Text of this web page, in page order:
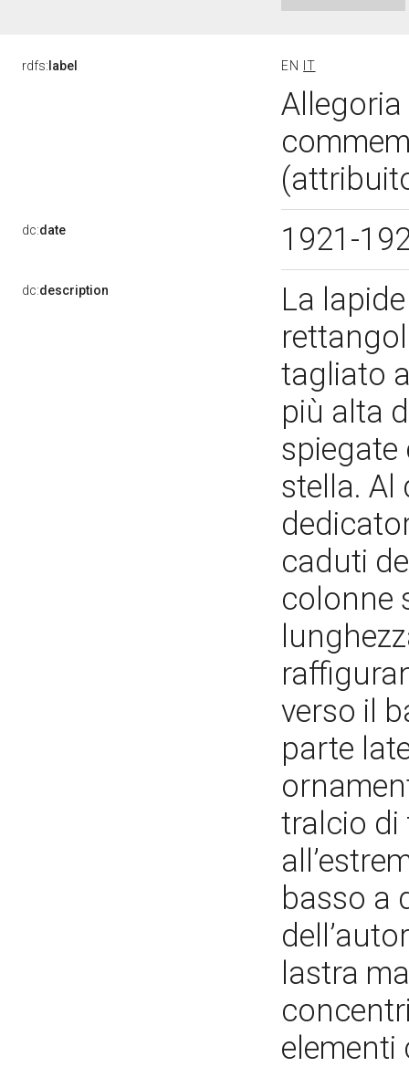
rdfs: label EN IT
dc:date 1921-
dc:description
La
tagliato
più alta
spiegate
stella. Al
caduti
colonne
verso il
parte
tralcio di
basso a
lastra